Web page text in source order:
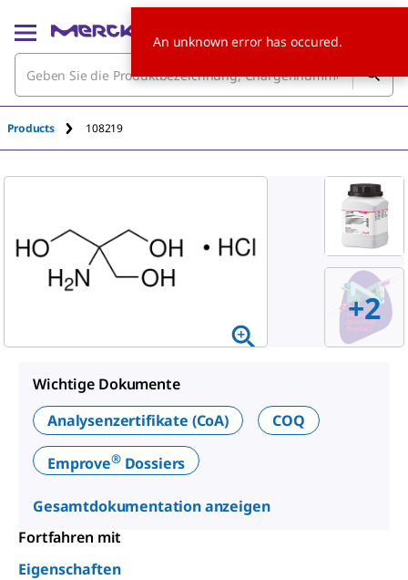
Products 108219
+2
Wichtige Dokumente
Analysenzertifikate (CoA)
COQ
Emprove®Dossiers
Gesamtdokumentation anzeigen
Fortfahren mit
Eigenschaften
An unknown error has occured.